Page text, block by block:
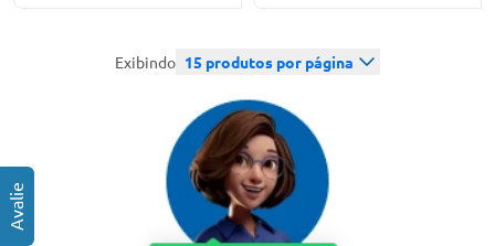
Exibindo 15 produtos por página